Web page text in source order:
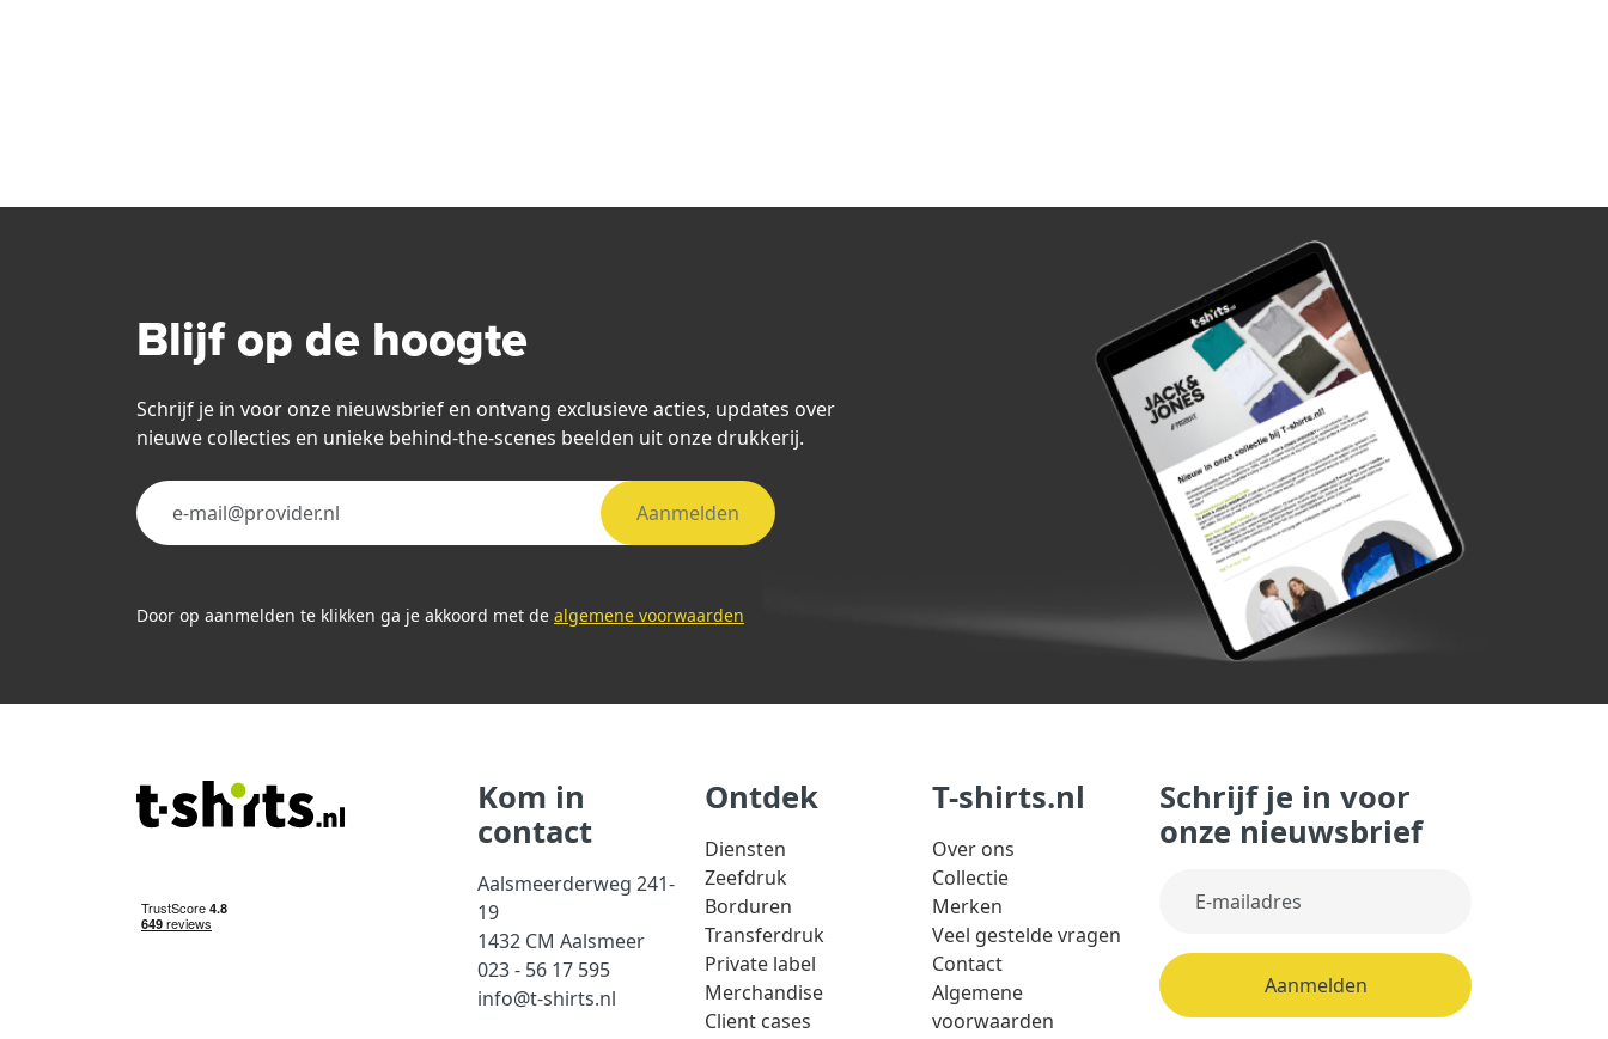
Blijf op de hoogte
Schrijf je in voor onze nieuwsbrief en ontvang exclusieve acties, updates over
nieuwe collecties en unieke behind-the-scenes beelden uit onze drukkerij.
Aanmelden
Door op aanmelden te klikken ga je akkoord met de algemene voorwaarden
Kom in
contact
Aalsmeerderweg 241-
19
1432 CM Aalsmeer
023 - 56 17 595
info@t-shirts.nl
Ontdek
Diensten
Zeefdruk
Borduren
Transferdruk
Private label
Merchandise
Client cases
T-shirts.nl
Over ons
Collectie
Merken
Veel gestelde vragen
Contact
Algemene
voorwaarden
Schrijf je in voor
onze nieuwsbrief
Aanmelden